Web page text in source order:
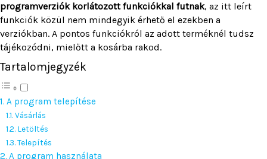
programverziók korlátozott funkciókkal futnak, az itt leírt
funkciók közül nem mindegyik érhető el ezekben a
verziókban. A pontos funkciókról az adott terméknél tudsz
tájékozódni, mielőtt a kosárba rakod.
Tartalomjegyzék
A program telepítése
Vásárlás
Letöltés
Telepítés
A program használata